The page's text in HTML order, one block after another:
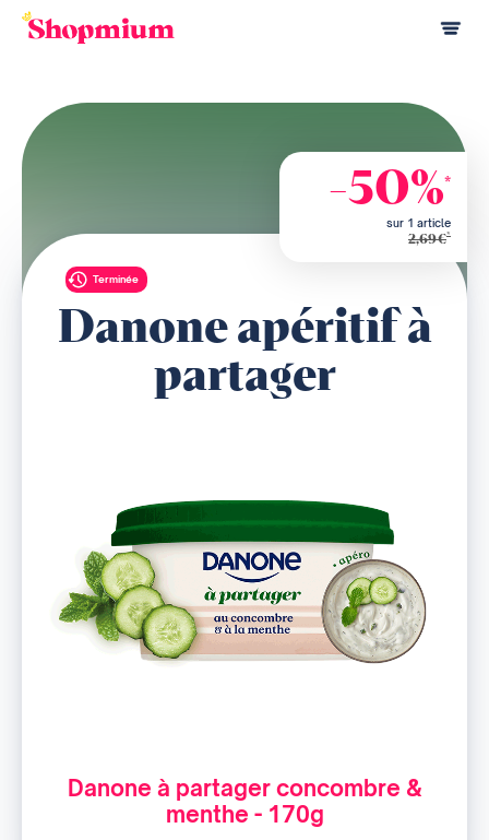
Terminée
Danone à partager concombre &
menthe - 170g
Danone apéritif à
partager
-50%*
sur 1 article
2,69€*